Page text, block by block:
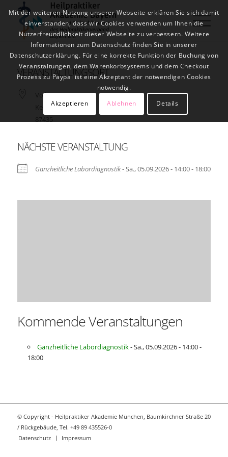
VERANSTALTUNGSORT
Völkstr. 4
Kempten
NÄCHSTE VERANSTALTUNG
Ganzheitliche Labordiagnostik- Sa., 05.09.2026 - 14:00 - 18:00
Kommende Veranstaltungen
Ganzheitliche Labordiagnostik- Sa., 05.09.2026 - 14:00 -
18:00
© Copyright - Heilpraktiker Akademie München, Baumkirchner Straße 20
/ Rückgebäude, Tel. +49 89 435526-0
Datenschutz
Impressum
Mit der weiteren Nutzung unserer Webseite erklären Sie sich damit
einverstanden, dass wir Cookies verwenden um Ihnen die
Nutzerfreundlichkeit dieser Webseite zu verbessern. Weitere
Informationen zum Datenschutz finden Sie in unserer
Datenschutzerklärung. Für eine korrekte Funktion der Buchung von
Veranstaltungen, dem Warenkorbsystems und dem Checkout
Prozess zu Paypal ist eine Akzeptant der notwendigen Cookies
notwendig.
Akzeptieren
Ablehnen Details